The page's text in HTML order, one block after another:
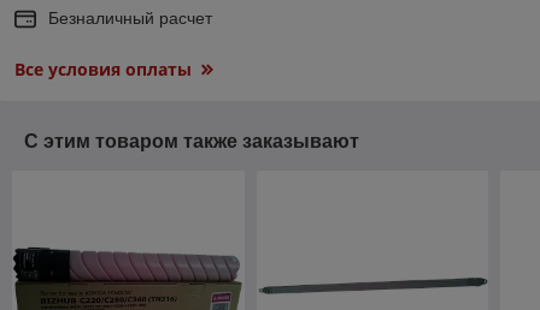
Безналичный расчет
Все условия оплаты
С этим товаром также заказывают